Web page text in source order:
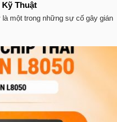
Kỹ Thuật
một trong những sự cố gây gián